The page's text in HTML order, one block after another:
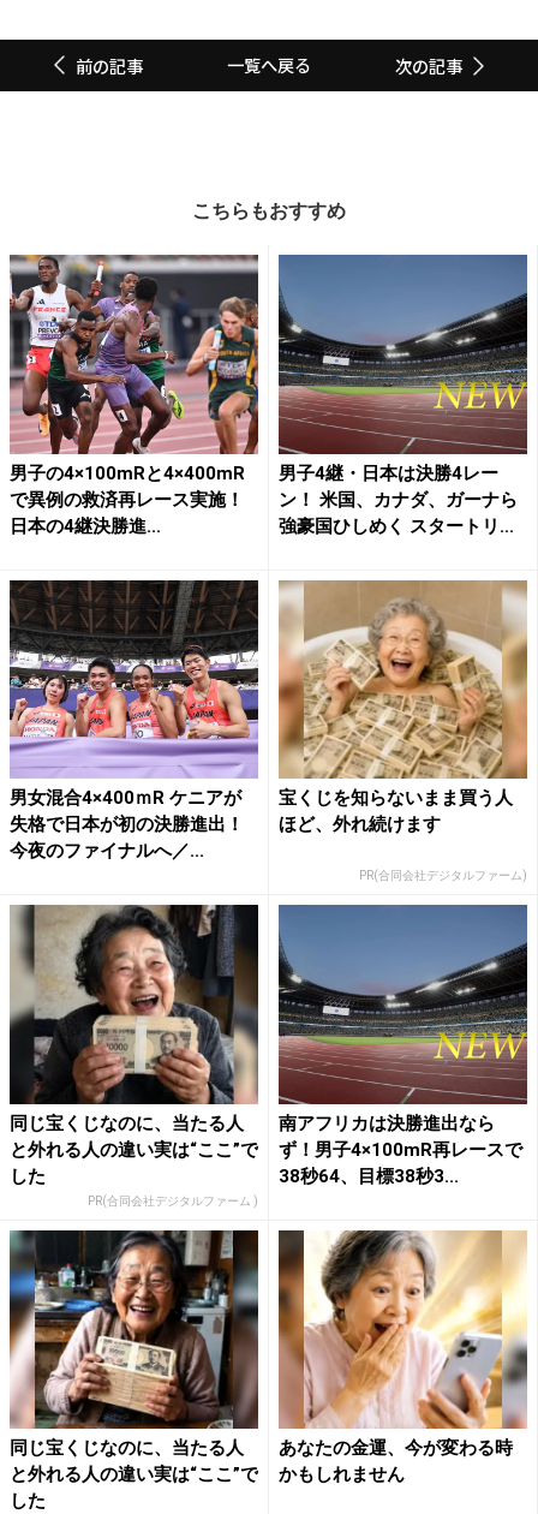
前の記事 一覧へ戻る 次の記事
こちらもおすすめ
男子の4×100mRと4×400mR
で異例の救済再レース実施！
日本の4継決勝進...
男子4継・日本は決勝4レー
ン！ 米国、カナダ、ガーナら
強豪国ひしめく スタートリ...
男女混合4×400ｍR ケニアが
失格で日本が初の決勝進出！
今夜のファイナルへ／...
宝くじを知らないまま買う人
ほど、外れ続けます
PR(合同会社デジタルファーム)
同じ宝くじなのに、当たる人
と外れる人の違い実は“ここ”で
した
PR(合同会社デジタルファーム )
南アフリカは決勝進出なら
ず！男子4×100mR再レースで
38秒64、目標38秒3...
同じ宝くじなのに、当たる人
と外れる人の違い実は“ここ”で
した
あなたの金運、今が変わる時
かもしれません